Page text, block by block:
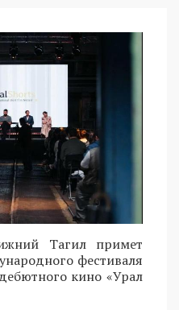
Тагил примет
фестиваля
кино «Урал